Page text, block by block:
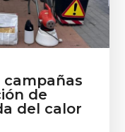
de
del calor